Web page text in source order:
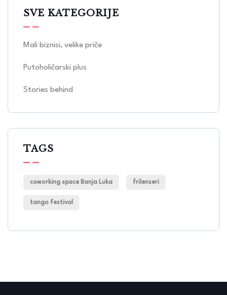
SVE KATEGORIJE
Mali biznisi, velike priče
Putoholičarski plus
Stories behind
TAGS
coworking space Banja Luka frilenseri
tango festival